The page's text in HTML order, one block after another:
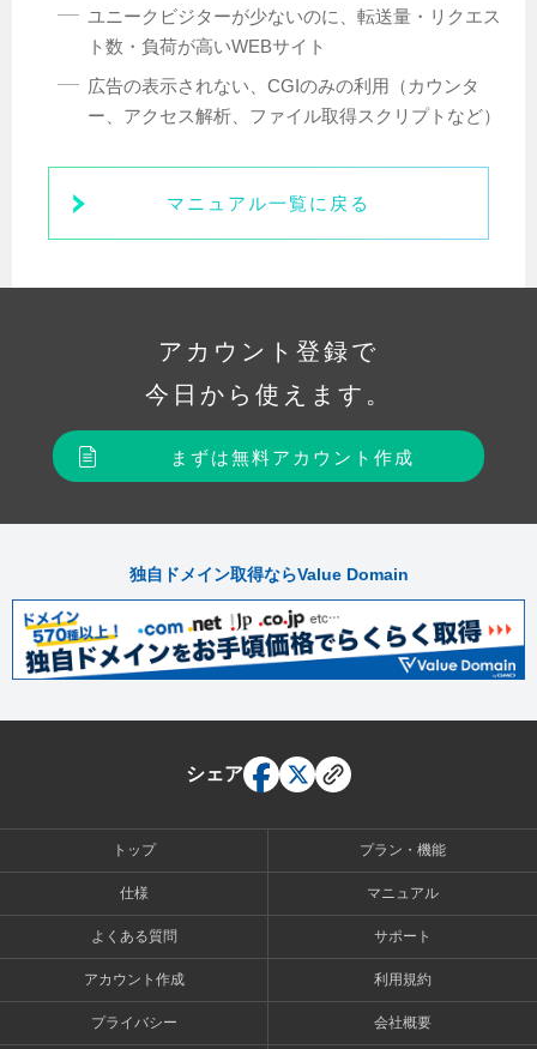
ユニークビジターが少ないのに、転送量・リクエス
ト数・負荷が高いWEBサイト
広告の表示されない、CGIのみの利用（カウンタ
ー、アクセス解析、ファイル取得スクリプトなど）
マニュアル一覧に戻る
アカウント登録で
今日から使えます。
まずは無料アカウント作成
独自ドメイン取得ならValue Domain
シェア
トップ プラン・機能
仕様 マニュアル
よくある質問 サポート
アカウント作成 利用規約
プライバシー 会社概要